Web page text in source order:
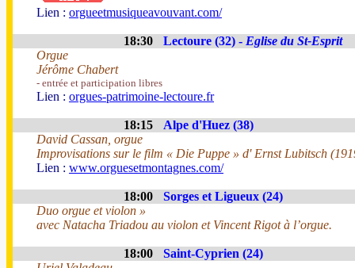
Lien : orgueetmusiqueavouvant.com/
18:30 Lectoure (32) - Eglise du St-Esprit
Orgue
Jérôme Chabert
- entrée et participation libres
Lien : orgues-patrimoine-lectoure.fr
18:15
Alpe d'Huez (38)
David Cassan, orgue
Improvisations sur le film « Die Puppe » d' Ernst Lubitsch
Lien : www.orguesetmontagnes.com/
18:00
Sorges et Ligueux (24)
Duo orgue et violon »
avec Natacha Triadou au violon et Vincent Rigot à l’orgue.
18:00
Saint-Cyprien (24)